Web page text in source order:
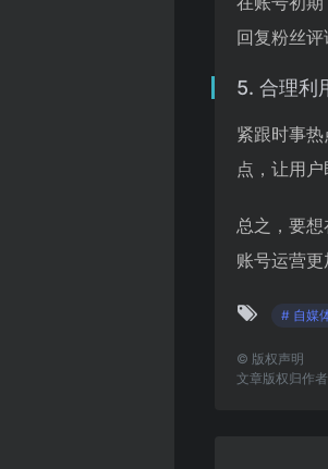
回复粉丝评
5. 合理利
紧跟时事
点，让用
总之，要
账号运营更
# 自媒
© 版权声明
文章版权归作